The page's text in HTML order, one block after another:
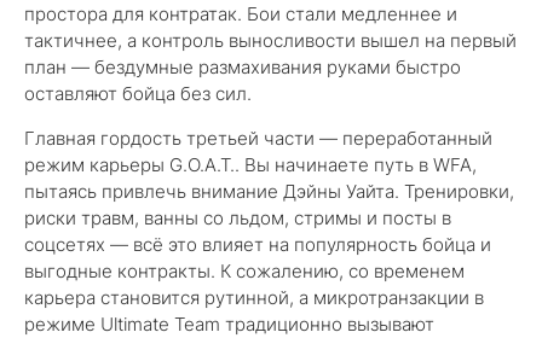
простора для контратак. Бои стали медленнее и
тактичнее, а контроль выносливости вышел на первый
план — бездумные размахивания руками быстро
оставляют бойца без сил.
Главная гордость третьей части — переработанный
режим карьеры G.O.A.T.. Вы начинаете путь в WFA,
пытаясь привлечь внимание Дэйны Уайта. Тренировки,
риски травм, ванны со льдом, стримы и посты в
соцсетях — всё это влияет на популярность бойца и
выгодные контракты. К сожалению, со временем
карьера становится рутинной, а микротранзакции в
режиме Ultimate Team традиционно вызывают